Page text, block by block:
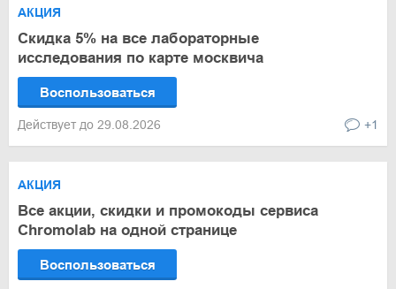
АКЦИЯ
Скидка 5% на все лабораторные
исследования по карте москвича
Воспользоваться
Действует до 29.08.2026 +1
АКЦИЯ
Все акции, скидки и промокоды сервиса
Chromolab на одной странице
Воспользоваться